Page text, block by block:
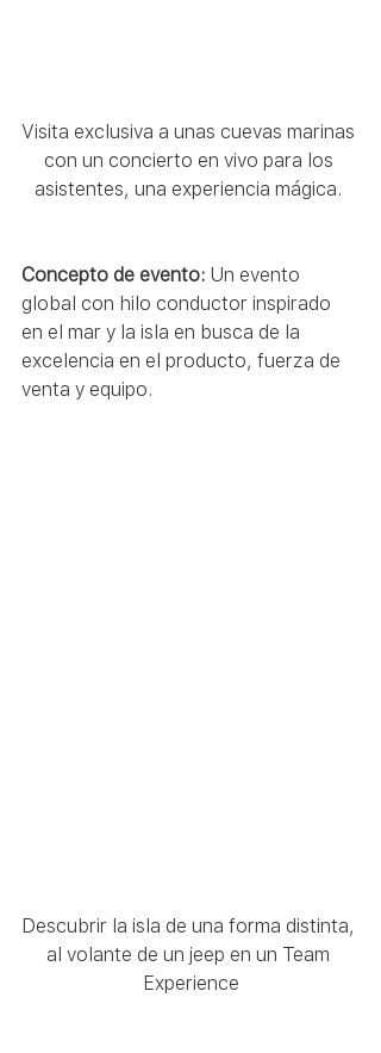
Visita exclusiva a unas cuevas marinas
con un concierto en vivo para los
asistentes, una experiencia mágica.
Concepto de evento: Un evento
global con hilo conductor inspirado
en el mar y la isla en busca de la
excelencia en el producto, fuerza de
venta y equipo.
Descubrir la isla de una forma distinta,
al volante de un jeep en un Team
Experience